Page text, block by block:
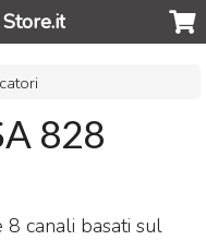
828
canali basati sul